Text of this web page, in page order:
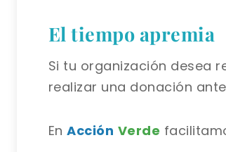
El tiempo apremia
Si tu organización desea
realizar una donación
EnAcción Verde